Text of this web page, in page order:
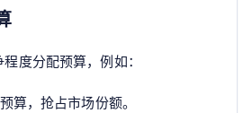
度分配预算，例如：
算，抢占市场份额。